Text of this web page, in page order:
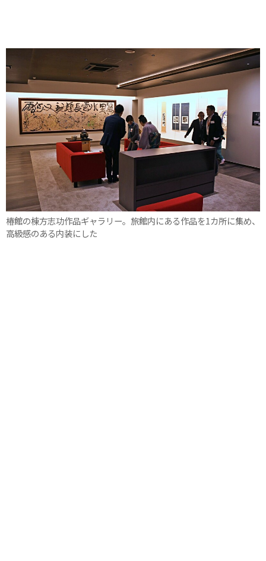
椿館の棟方志功作品ギャラリー。旅館内にある作品を1カ所に集め、
高級感のある内装にした